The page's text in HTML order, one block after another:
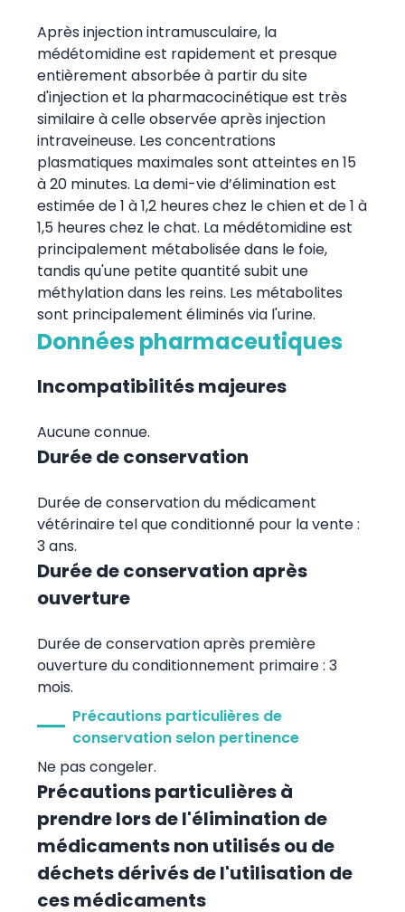
Après injection intramusculaire, la
médétomidine est rapidement et presque
entièrement absorbée à partir du site
d'injection et la pharmacocinétique est très
similaire à celle observée après injection
intraveineuse. Les concentrations
plasmatiques maximales sont atteintes en 15
à 20 minutes. La demi-vie d’élimination est
estimée de 1 à 1,2 heures chez le chien et de 1 à
1,5 heures chez le chat. La médétomidine est
principalement métabolisée dans le foie,
tandis qu'une petite quantité subit une
méthylation dans les reins. Les métabolites
sont principalement éliminés via l'urine.
Données pharmaceutiques
Incompatibilités majeures
Aucune connue.
Durée de conservation
Durée de conservation du médicament
vétérinaire tel que conditionné pour la vente :
3 ans.
Durée de conservation après
ouverture
Durée de conservation après première
ouverture du conditionnement primaire : 3
mois.
Précautions particulières de
conservation selon pertinence
Ne pas congeler.
Précautions particulières à
prendre lors de l'élimination de
médicaments non utilisés ou de
déchets dérivés de l'utilisation de
ces médicaments